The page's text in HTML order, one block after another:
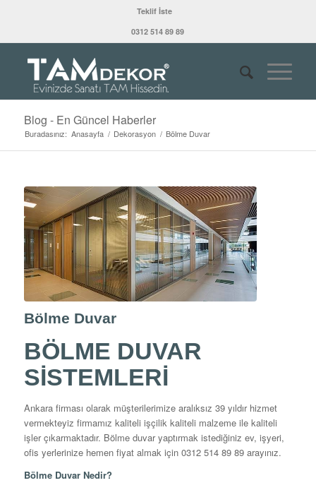
Teklif İste
0312 514 89 89
Blog - En Güncel Haberler
Buradasınız: Anasayfa / Dekorasyon / Bölme Duvar
Bölme Duvar
BÖLME DUVAR
SİSTEMLERİ
Ankara firması olarak müşterilerimize aralıksız 39 yıldır hizmet
vermekteyiz firmamız kaliteli işçilik kaliteli malzeme ile kaliteli
işler çıkarmaktadır. Bölme duvar yaptırmak istediğiniz ev, işyeri,
ofis yerlerinize hemen fiyat almak için 0312 514 89 89 arayınız.
Bölme Duvar Nedir?